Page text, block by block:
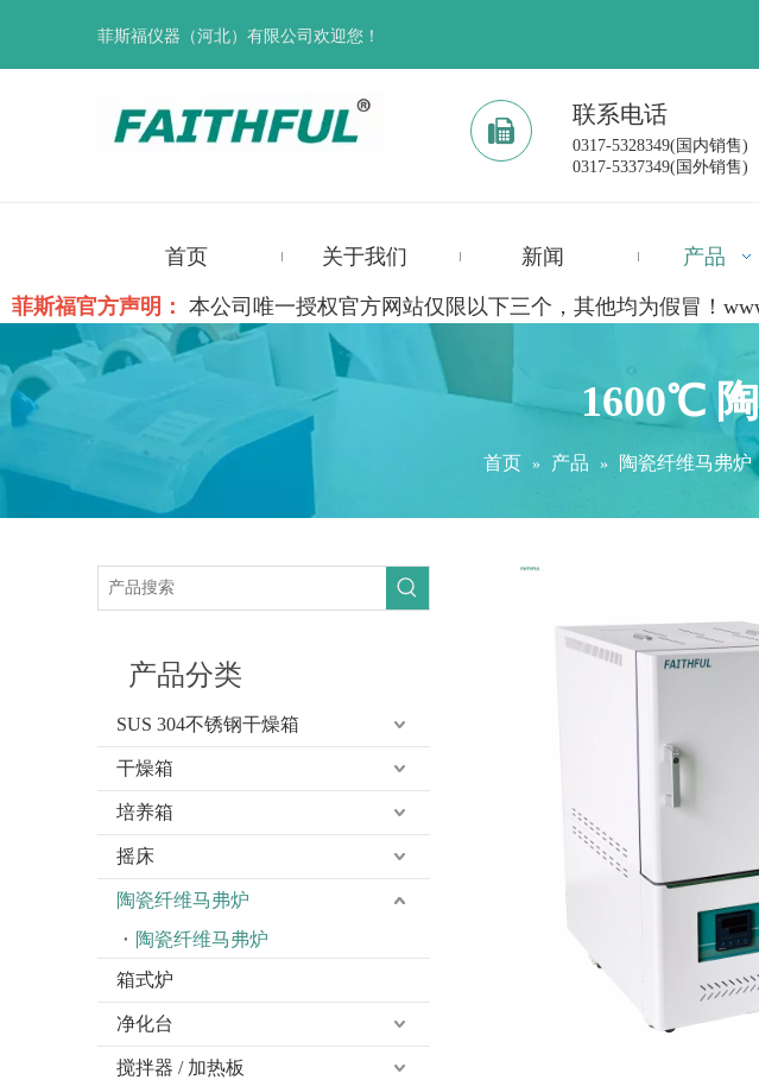
菲斯福仪器（河北）有限公司欢迎您！
联系电话
0317-5328349(国内销售)
0317-5337349(国外销售)
首页 关于我们 新闻 产品
菲斯福官方声明： 本公司唯一授权官方网站仅限以下三个，其他均为假冒！
1600℃
首页 » 产品 » 陶瓷纤维马弗炉
产品分类
SUS 304不锈钢干燥箱
干燥箱
培养箱
摇床
陶瓷纤维马弗炉
陶瓷纤维马弗炉
箱式炉
净化台
搅拌器 / 加热板